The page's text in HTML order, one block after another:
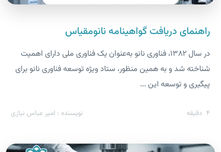
راهنمای دریافت گواهینامه نانومقیاس
در سال ۱۳۸۲، فناوری نانو به‌عنوان یک فناوری ملی دارای اهمیت
شناخته شد و به همین منظور، ستاد ویژه توسعه فناوری نانو برای
پیگیری و توسعه این ...
4 دقیقه نویسنده : امیر عباس نیازی